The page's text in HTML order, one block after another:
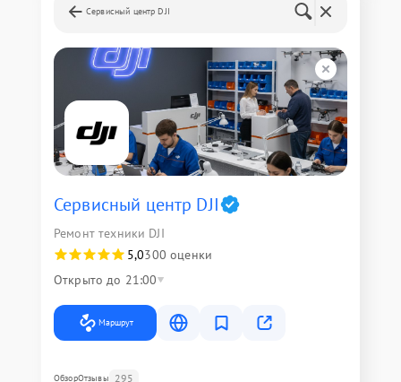
Сервисный центр DJI
Сервисный центр DJI
Ремонт техники DJI
5,0300 оценки
Открыто до 21:00
Маршрут
ОбзорОтзывы 295